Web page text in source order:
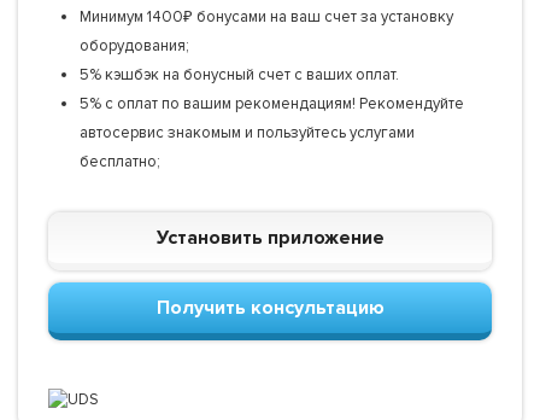
Минимум 1400₽ бонусами на ваш счет за установку
оборудования;
5% кэшбэк на бонусный счет с ваших оплат.
5% с оплат по вашим рекомендациям! Рекомендуйте
автосервис знакомым и пользуйтесь услугами
бесплатно;
Установить приложение
Получить консультацию